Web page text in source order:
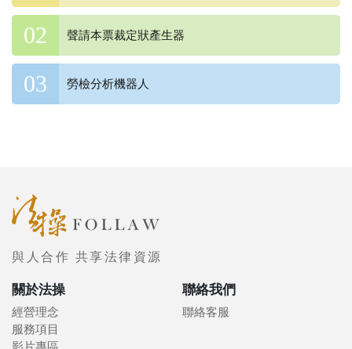
聲請本票裁定狀產生器
勞檢分析機器人
與人合作 共享法律資源
關於法操
經營理念
服務項目
聯絡我們
聯絡客服